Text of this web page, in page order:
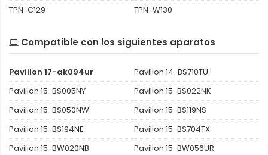
TPN-C129
TPN-W130
Compatible con los siguientes aparatos
Pavilion 17-ak094ur
Pavilion 14-BS710TU
Pavilion 15-BS005NY
Pavilion 15-BS022NK
Pavilion 15-BS050NW
Pavilion 15-BS119NS
Pavilion 15-BS194NE
Pavilion 15-BS704TX
Pavilion 15-BW020NB
Pavilion 15-BW056UR